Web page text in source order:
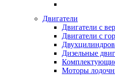
Двигатели
Двигатели с
Двигатели с
Дизельные
Моторы